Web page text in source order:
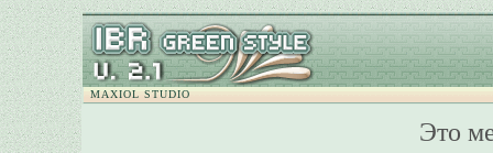
MAXIOL STUDIO
Это